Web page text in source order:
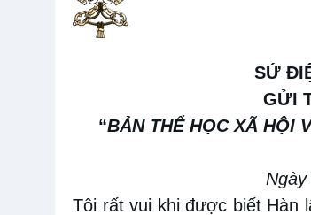
SỨ
GỬI
“BẢN THỂ HỌC XÃ HỘI
Ngày
Tôi rất vui khi được biết Hàn